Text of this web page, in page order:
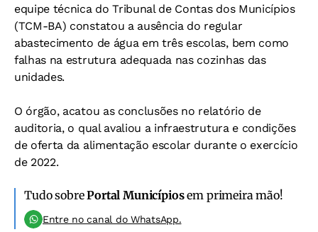
equipe técnica do Tribunal de Contas dos Municípios
(TCM-BA) constatou a ausência do regular
abastecimento de água em três escolas, bem como
falhas na estrutura adequada nas cozinhas das
unidades.
O órgão, acatou as conclusões no relatório de
auditoria, o qual avaliou a infraestrutura e condições
de oferta da alimentação escolar durante o exercício
de 2022.
Tudo sobrePortal Municípiosem primeira mão!
Entre no canal do WhatsApp.